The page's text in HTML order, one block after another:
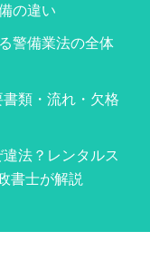
の違い
警備業法の全体
類・流れ・欠格
法？レンタルス
書士が解説